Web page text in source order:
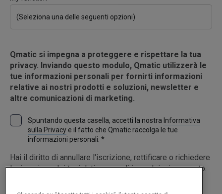
Qmatic si impegna a proteggere e rispettare la tua
privacy. Inviando questo modulo, Qmatic utilizzerà le
tue informazioni personali per fornirti informazioni
relative ai nostri prodotti e soluzioni, newsletter e
altre comunicazioni di marketing.
Spuntando questa casella, accetti la nostra Informativa
sulla Privacy e il fatto che Qmatic raccolga le tue
informazioni personali. *
Hai il diritto di annullare l'iscrizione, rettificare o richiedere
la rimozione dei tuoi dati personali in qualsiasi momento.